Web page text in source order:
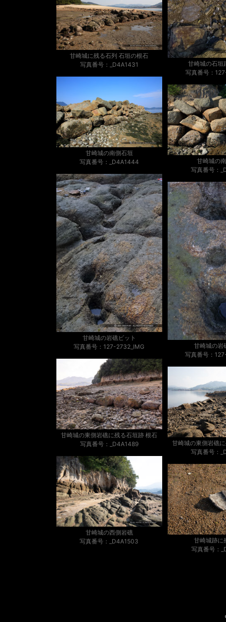
甘崎城の石垣
写真番号：
甘崎城に残る石列 石垣の根石
写真番号：_D4A1431
甘崎城の南側石垣
写真番号：_D4A1444
甘崎城の
写真番号：
甘崎城の岩礁ビット
写真番号：127-2732_IMG
甘崎城の岩
写真番号：
甘崎城の東側岩礁に残る石垣跡 根石
写真番号：_D4A1489
甘崎城の東側岩礁
写真番号：
甘崎城の西側岩礁
写真番号：_D4A1503
甘崎城跡に
写真番号：